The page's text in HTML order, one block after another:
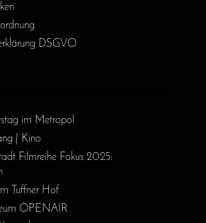
DSGVO
im Metropol
| Kino
Filmreihe Fokus 2025:
Tuffner Hof
OPENAIR